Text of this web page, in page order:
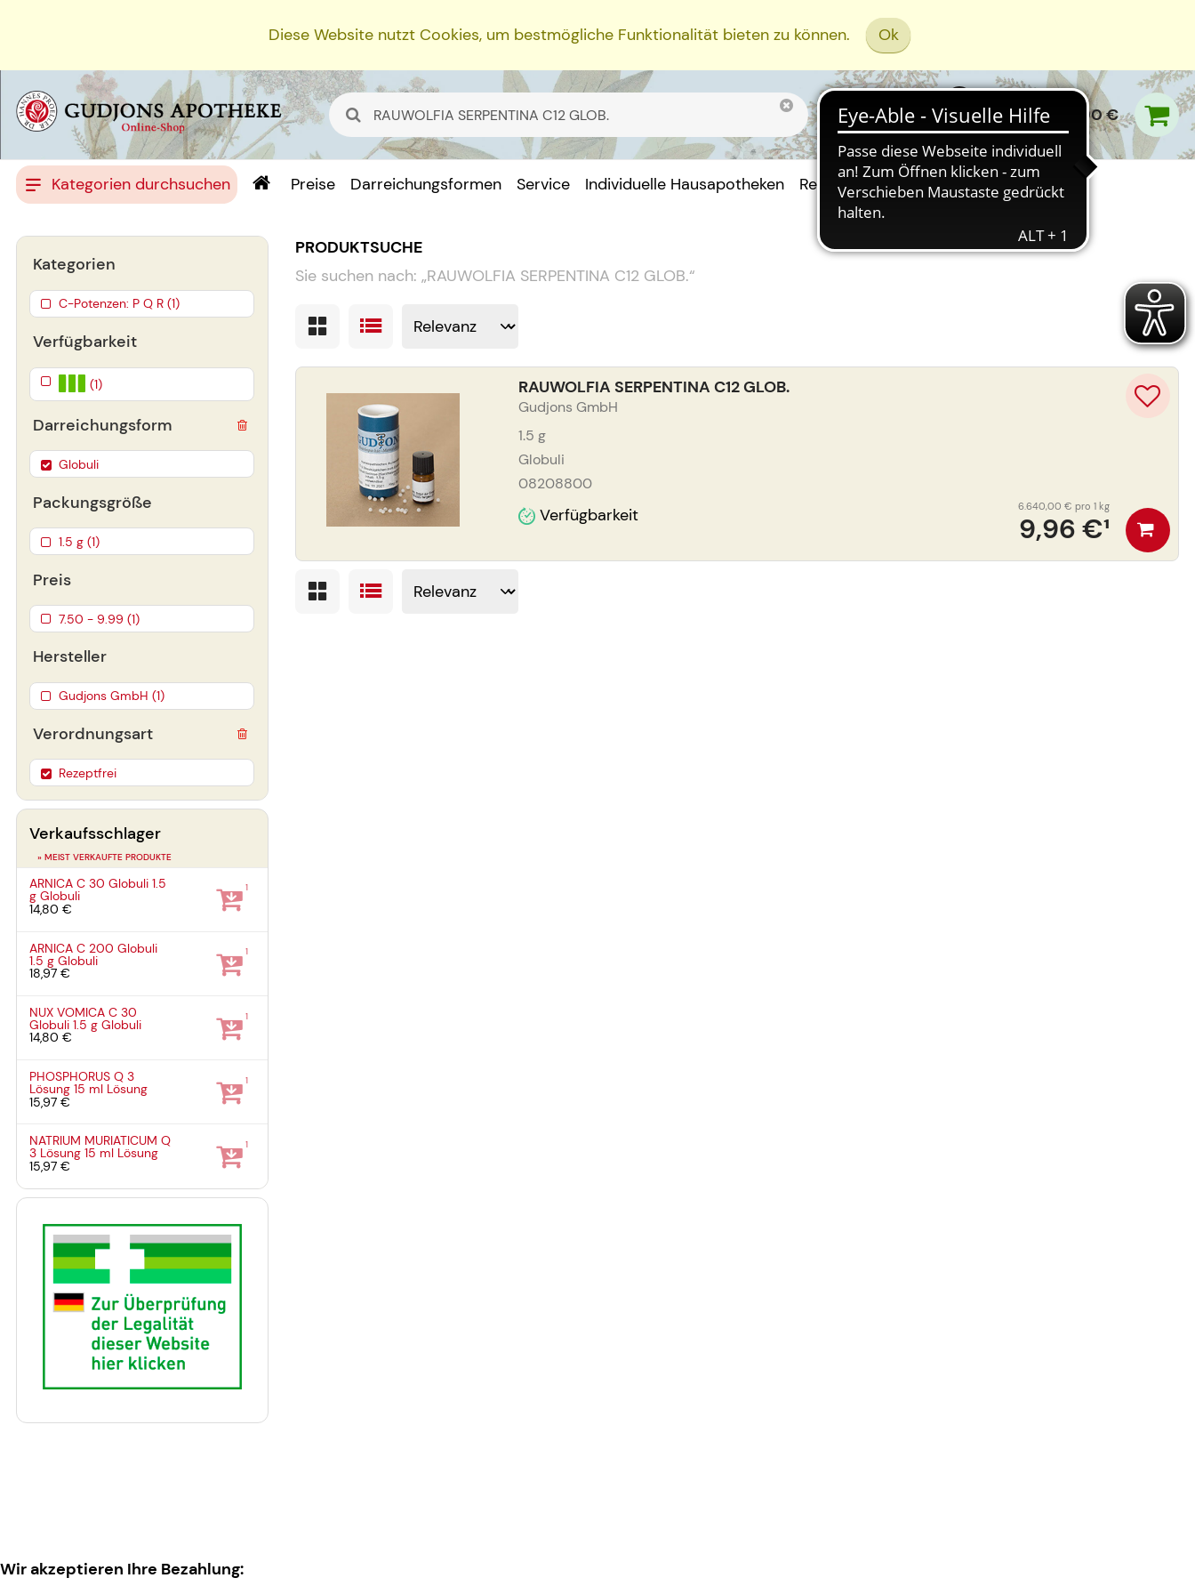
Diese Website nutzt Cookies, um bestmögliche Funktionalität bieten zu können. Ok
0,00 €
Kategorien durchsuchen Preise Darreichungsformen Service Individuelle Hausapotheken Rezept Einreichen
PRODUKTSUCHE
Sie suchen nach: „RAUWOLFIA SERPENTINA C12 GLOB.“
RAUWOLFIA SERPENTINA C12 GLOB.
Gudjons GmbH
1.5 g
Globuli
08208800
Verfügbarkeit 9,96 €¹
6.640,00 € pro 1 kg
Verfügbarkeit
(1)
Darreichungsform
Globuli
Packungsgröße
1.5 g (1)
Preis
7.50 - 9.99 (1)
Hersteller
Gudjons GmbH (1)
Kategorien
C-Potenzen: P Q R (1)
Verordnungsart
Rezeptfrei
Verkaufsschlager
» MEIST VERKAUFTE PRODUKTE
ARNICA C 30 Globuli1.5
gGlobuli
14,80 €
1
ARNICA C 200 Globuli
1.5 gGlobuli
18,97 €
1
NUX VOMICA C 30
Globuli1.5 gGlobuli
14,80 €
1
PHOSPHORUS Q 3
Lösung15 ml Lösung
15,97 €
1
NATRIUM MURIATICUM Q
3 Lösung15 ml Lösung
15,97 €
1
Wir akzeptieren Ihre Bezahlung: